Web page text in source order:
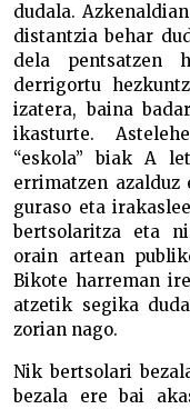
dudala.
distantzia behar
dela pentsatzen
derrigortu
izatera, baina
ikasturte.
“eskola” biak A
errimatzen azalduz
guraso eta
bertsolaritza eta
orain artean
Bikote harreman
atzetik segika
zorian nago.
Nik bertsolari
bezala ere bai